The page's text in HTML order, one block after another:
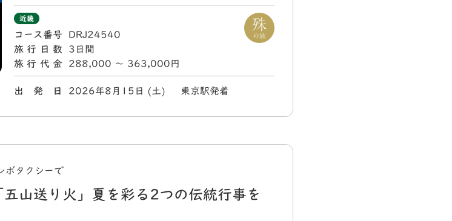
近畿
コース番号
DRJ24540
旅行日数
3日間
旅行代金
288,000 〜 363,000円
出 発 日 2026年8月15日 (土) 東京駅発着
ボタクシーで
山送り火」夏を彩る2つの伝統行事を